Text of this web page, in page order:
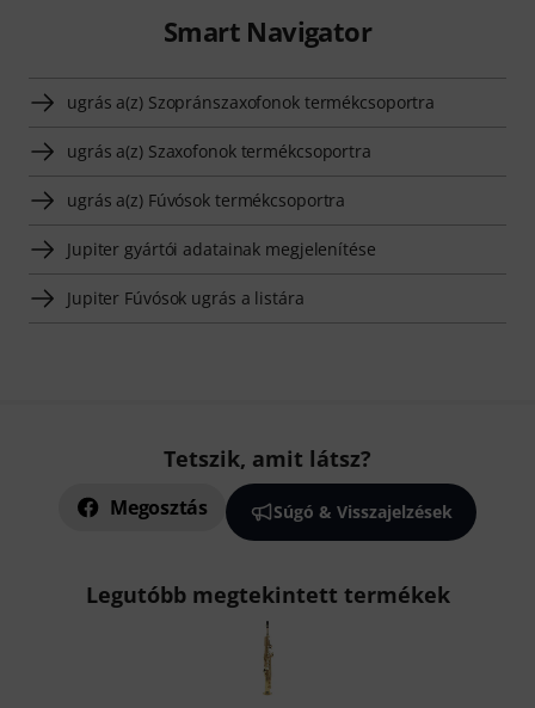
Smart Navigator
ugrás a(z) Szopránszaxofonok termékcsoportra
ugrás a(z) Szaxofonok termékcsoportra
ugrás a(z) Fúvósok termékcsoportra
Jupiter gyártói adatainak megjelenítése
Jupiter Fúvósok ugrás a listára
Tetszik, amit látsz?
Megosztás Súgó & Visszajelzések
Legutóbb megtekintett termékek